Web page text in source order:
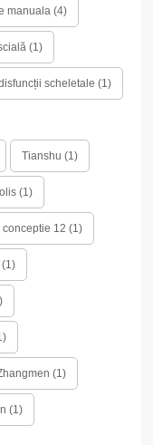
manuala (4)
(1)
scheletale (1)
Tianshu (1)
(1)
conceptie 12 (1)
(1)
(1)
(1)